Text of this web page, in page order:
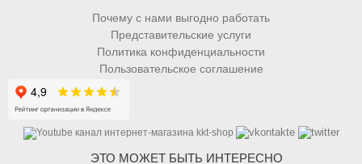
Почему с нами выгодно работать
Представительские услуги
Политика конфиденциальности
Пользовательское соглашение
ЭТО МОЖЕТ БЫТЬ ИНТЕРЕСНО